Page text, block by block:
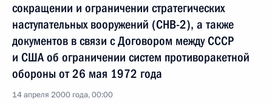
сокращении и ограничении стратегических
наступательных вооружений (СНВ-2), а также
документов в связи с Договором между СССР
и США об ограничении систем противоракетной
обороны от 26 мая 1972 года
14 апреля 2000 года, 00:00